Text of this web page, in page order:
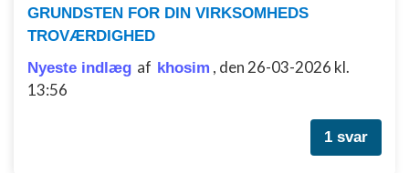
GRUNDSTEN FOR DIN VIRKSOMHEDS
TROVÆRDIGHED
Nyeste indlæg af khosim , den 26-03-2026 kl.
13:56
1 svar